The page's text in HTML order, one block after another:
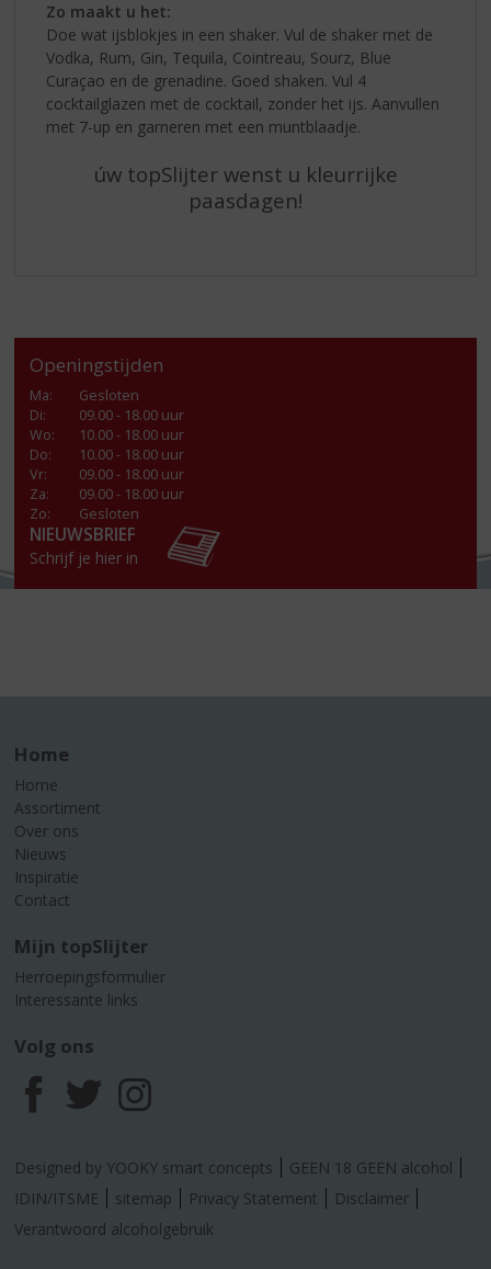
Zo maakt u het:
Doe wat ijsblokjes in een shaker. Vul de shaker met de
Vodka, Rum, Gin, Tequila, Cointreau, Sourz, Blue
Curaçao en de grenadine. Goed shaken. Vul 4
cocktailglazen met de cocktail, zonder het ijs. Aanvullen
met 7-up en garneren met een muntblaadje.
úw topSlijter wenst u kleurrijke
paasdagen!
Openingstijden
Ma:
Gesloten
Di:
09.00 - 18.00 uur
Wo:
10.00 - 18.00 uur
Do:
10.00 - 18.00 uur
Vr:
09.00 - 18.00 uur
Za:
09.00 - 18.00 uur
Zo:
Gesloten
NIEUWSBRIEF
Schrijf je hier in
Home
Home
Assortiment
Over ons
Nieuws
Inspiratie
Contact
Mijn topSlijter
Herroepingsformulier
Interessante links
Volg ons
F
a
c
T
w
i
I
n
s
Designed by YOOKY smart concepts
GEEN 18 GEEN alcohol
IDIN/ITSME
sitemap Privacy Statement
Disclaimer
Verantwoord alcoholgebruik